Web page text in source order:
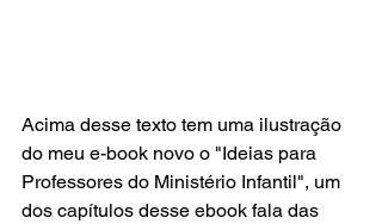
Acima desse texto tem uma ilustração
do meu e-book novo o "Ideias para
Professores do Ministério Infantil", um
dos capítulos desse ebook fala das